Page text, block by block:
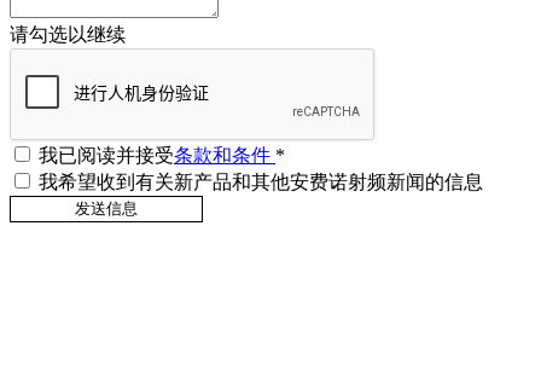
请勾选以继续
我已阅读并接受条款和条件 *
我希望收到有关新产品和其他安费诺射频新闻的信息